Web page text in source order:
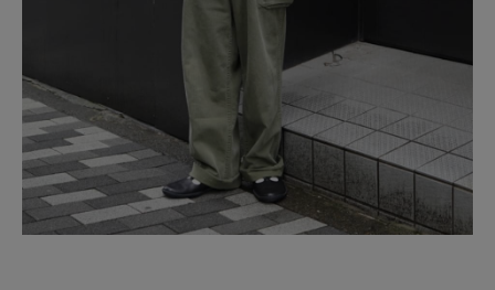
お問い合わせ
OFFICIAL WEB SITE
ACCOUNT MENU
ようこそ ゲスト 様